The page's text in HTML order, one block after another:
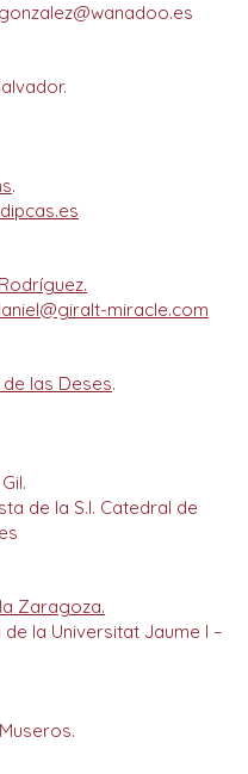
.
miracle.com
de las Deses.
de la S.I. Catedral de
Zaragoza.
la Universitat Jaume I –